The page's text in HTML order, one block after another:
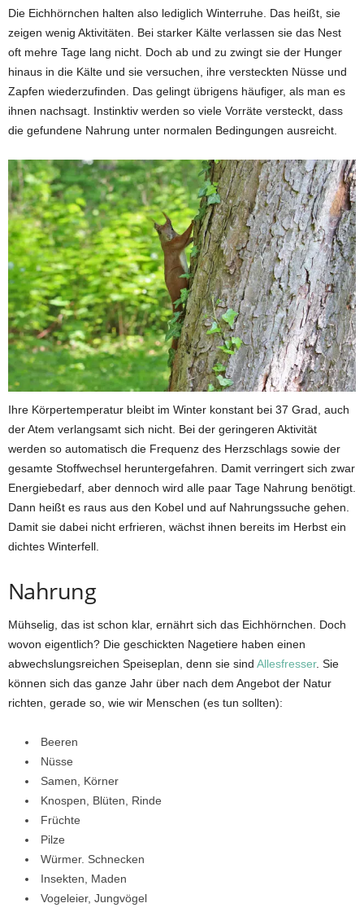
Die Eichhörnchen halten also lediglich Winterruhe. Das heißt, sie
zeigen wenig Aktivitäten. Bei starker Kälte verlassen sie das Nest
oft mehre Tage lang nicht. Doch ab und zu zwingt sie der Hunger
hinaus in die Kälte und sie versuchen, ihre versteckten Nüsse und
Zapfen wiederzufinden. Das gelingt übrigens häufiger, als man es
ihnen nachsagt. Instinktiv werden so viele Vorräte versteckt, dass
die gefundene Nahrung unter normalen Bedingungen ausreicht.
Ihre Körpertemperatur bleibt im Winter konstant bei 37 Grad, auch
der Atem verlangsamt sich nicht. Bei der geringeren Aktivität
werden so automatisch die Frequenz des Herzschlags sowie der
gesamte Stoffwechsel heruntergefahren. Damit verringert sich zwar
Energiebedarf, aber dennoch wird alle paar Tage Nahrung benötigt.
Dann heißt es raus aus den Kobel und auf Nahrungssuche gehen.
Damit sie dabei nicht erfrieren, wächst ihnen bereits im Herbst ein
dichtes Winterfell.
Nahrung
Mühselig, das ist schon klar, ernährt sich das Eichhörnchen. Doch
wovon eigentlich? Die geschickten Nagetiere haben einen
abwechslungsreichen Speiseplan, denn sie sind Allesfresser. Sie
können sich das ganze Jahr über nach dem Angebot der Natur
richten, gerade so, wie wir Menschen (es tun sollten):
Beeren
Nüsse
Samen, Körner
Knospen, Blüten, Rinde
Früchte
Pilze
Würmer. Schnecken
Insekten, Maden
Vogeleier, Jungvögel